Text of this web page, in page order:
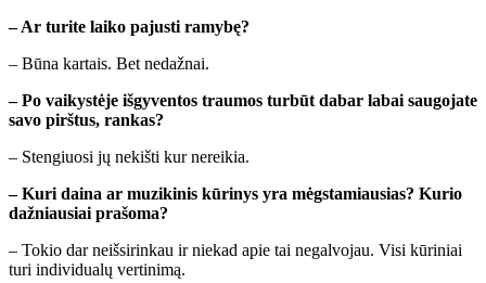
– Ar tu­ri­te lai­ko pa­jus­ti ra­my­bę?
– Bū­na kar­tais. Bet ne­daž­nai.
– Po vai­kys­tė­je iš­gy­ven­tos trau­mos tur­būt da­bar la­bai sau­go­ja­te
sa­vo pirš­tus, ran­kas?
– Sten­giuo­si jų ne­kiš­ti kur ne­rei­kia.
– Ku­ri dai­na ar mu­zi­ki­nis kū­ri­nys yra mėgs­ta­miau­sias? Ku­rio
daž­niau­siai pra­šo­ma?
– To­kio dar ne­iš­si­rin­kau ir nie­kad apie tai ne­gal­vo­jau. Vi­si kū­ri­niai
tu­ri in­di­vi­du­a­lų ver­ti­ni­mą.